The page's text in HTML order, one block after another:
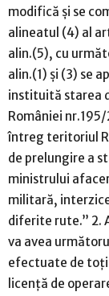
modifică și se
alineatul (4) al
alin.(5), cu
alin.(1) și (3) se
instituită starea
României
întreg teritoriul
de prelungire a
ministrului
militară,
diferite rute.” 2.
va avea
efectuate de
licență de